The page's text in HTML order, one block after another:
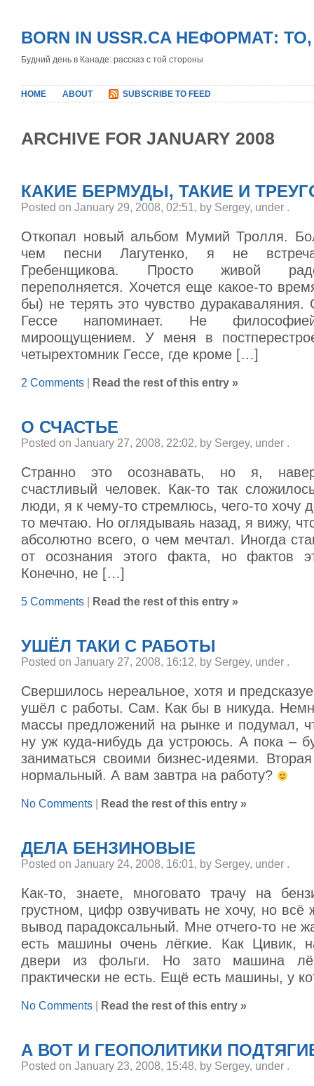
BORN IN USSR.CA НЕФОРМАТ:
Будний день в Канаде: рассказ с той стороны
HOME ABOUT SUBSCRIBE TO FEED
ARCHIVE FOR JANUARY 2008
КАКИЕ БЕРМУДЫ, ТАКИЕ И
Posted on January 29, 2008, 02:51, by Sergey, under .
Откопал новый альбом Мумий Тролля.
чем песни Лагутенко, я не
Гребенщикова. Просто живой
переполняется. Хочется еще какое-то
бы) не терять это чувство дуракаваляния.
Гессе напоминает. Не
мироощущением. У меня в
четырехтомник Гессе, где кроме […]
2 Comments Read the rest of this entry »
О СЧАСТЬЕ
Posted on January 27, 2008, 22:02, by Sergey, under .
Странно это осознавать, но я,
счастливый человек. Как-то так
люди, я к чему-то стремлюсь, чего-то хочу
то мечтаю. Но оглядываяь назад, я вижу,
абсолютно всего, о чем мечтал. Иногда
от осознания этого факта, но фактов
Конечно, не […]
5 Comments Read the rest of this entry »
УШЁЛ ТАКИ С РАБОТЫ
Posted on January 27, 2008, 16:12, by Sergey, under .
Свершилось нереальное, хотя и
ушёл с работы. Сам. Как бы в никуда.
массы предложений на рынке и подумал,
ну уж куда-нибудь да устроюсь. А пока –
заниматься своими бизнес-идеями.
нормальный. А вам завтра на работу?
No Comments Read the rest of this entry »
ДЕЛА БЕНЗИНОВЫЕ
Posted on January 24, 2008, 16:01, by Sergey, under .
Как-то, знаете, многовато трачу на
грустном, цифр озвучивать не хочу, но всё
вывод парадоксальный. Мне отчего-то не
есть машины очень лёгкие. Как Цивик,
двери из фольги. Но зато машина
практически не есть. Ещё есть машины, у
No Comments Read the rest of this entry »
А ВОТ И ГЕОПОЛИТИКИ
Posted on January 23, 2008, 15:48, by Sergey, under .